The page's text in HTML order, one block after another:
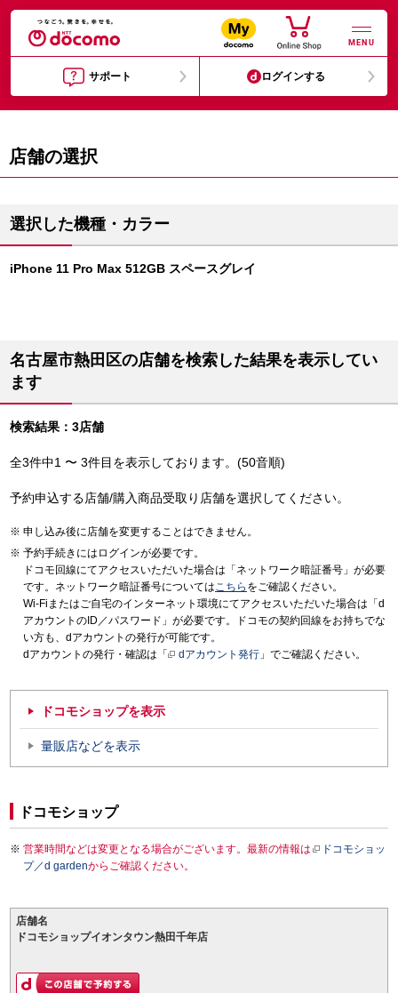
MENU
サポート ログインする
店舗の選択
選択した機種・カラー
iPhone 11 Pro Max 512GB スペースグレイ
名古屋市熱田区の店舗を検索した結果を表示してい
ます
検索結果：3店舗
全3件中1 〜 3件目を表示しております。(50音順)
予約申込する店舗/購入商品受取り店舗を選択してください。
申し込み後に店舗を変更することはできません。
予約手続きにはログインが必要です。
ドコモ回線にてアクセスいただいた場合は「ネットワーク暗証番号」が必要
です。ネットワーク暗証番号についてはこちら をご確認ください。
Wi-Fiまたはご自宅のインターネット環境にてアクセスいただいた場合は「d
アカウントのID／パスワード」が必要です。ドコモの契約回線をお持ちでな
い方も、dアカウントの発行が可能です。
dアカウントの発行・確認は「
dアカウント発行 」でご確認ください。
ドコモショップを表示
量販店などを表示
ドコモショップ
営業時間などは変更となる場合がございます。最新の情報は
ドコモショッ
プ／d gardenからご確認ください。
店舗名
ドコモショップイオンタウン熱田千年店